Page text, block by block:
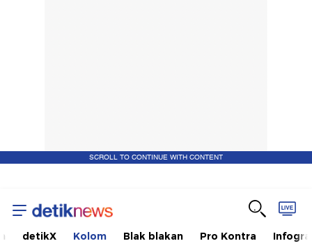
SCROLL TO CONTINUE WITH CONTENT
detikX Kolom Blak blakan Pro Kontra